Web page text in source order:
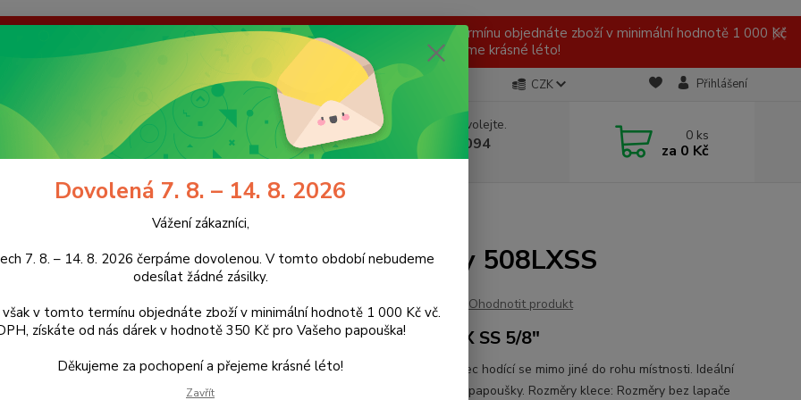
V tomto období nebudeme odesílat žádné zásilky. Pokud však v tomto termínu objednáte zboží v minimální hodnotě 1 000 Kč
v hodnotě 350 Kč pro Vašeho papouška! Děkujeme za pochopení a přejeme krásné léto!
Ochrana soukromí CZK Přihlášení
Hledat
Nevíte si rady? Zavolejte.
+420 777 959 094
(Po-Pá, 8-16 hod.)
0 ks
za 0 Kč
Nerezová klec pro malé a střední papoušky 508LXSS
klec pro malé a střední papoušky 508LXSS
Ohodnotit produkt
Model 508LX SS 5/8"
Velmi prostorná klec hodící se mimo jiné do rohu místnosti. Ideální
pro malé a střední papoušky. Rozměry klece: Rozměry bez lapače
Dovolená 7. 8. – 14. 8. 2026
Vážení zákazníci,
7. 8. – 14. 8. 2026 čerpáme dovolenou. V tomto období nebudeme
odesílat žádné zásilky.
však v tomto termínu objednáte zboží v minimální hodnotě 1 000 Kč vč.
získáte od nás dárek v hodnotě 350 Kč pro Vašeho papouška!
Děkujeme za pochopení a přejeme krásné léto!
Zavřít